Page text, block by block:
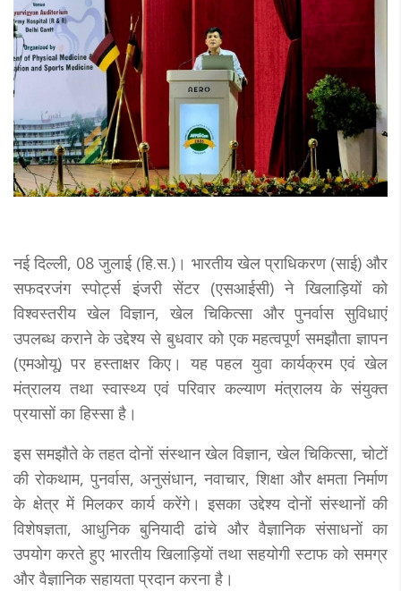
नई दिल्ली, 08 जुलाई (हि.स.)। भारतीय खेल प्राधिकरण (साई) और
सफदरजंग स्पोर्ट्स इंजरी सेंटर (एसआईसी) ने खिलाड़ियों को
विश्वस्तरीय खेल विज्ञान, खेल चिकित्सा और पुनर्वास सुविधाएं
उपलब्ध कराने के उद्देश्य से बुधवार को एक महत्वपूर्ण समझौता ज्ञापन
(एमओयू) पर हस्ताक्षर किए। यह पहल युवा कार्यक्रम एवं खेल
मंत्रालय तथा स्वास्थ्य एवं परिवार कल्याण मंत्रालय के संयुक्त
प्रयासों का हिस्सा है।
इस समझौते के तहत दोनों संस्थान खेल विज्ञान, खेल चिकित्सा, चोटों
की रोकथाम, पुनर्वास, अनुसंधान, नवाचार, शिक्षा और क्षमता निर्माण
के क्षेत्र में मिलकर कार्य करेंगे। इसका उद्देश्य दोनों संस्थानों की
विशेषज्ञता, आधुनिक बुनियादी ढांचे और वैज्ञानिक संसाधनों का
उपयोग करते हुए भारतीय खिलाड़ियों तथा सहयोगी स्टाफ को समग्र
और वैज्ञानिक सहायता प्रदान करना है।